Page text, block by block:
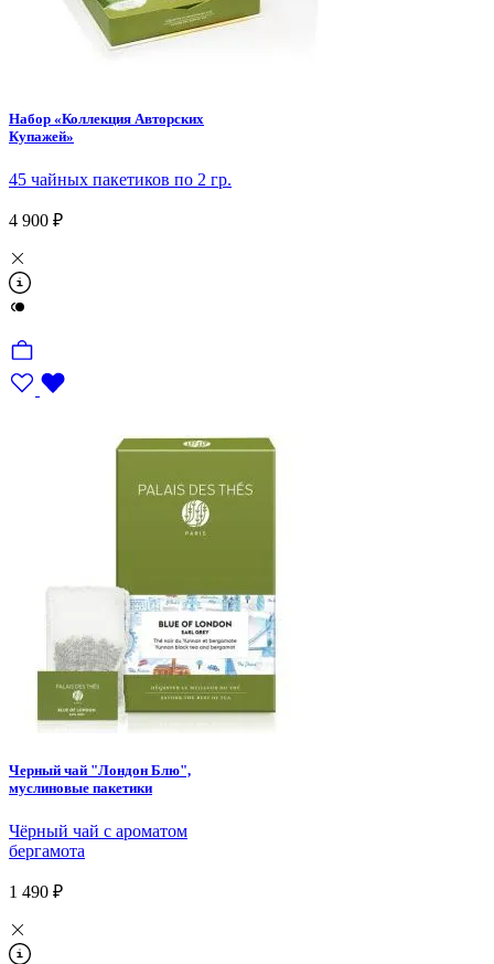
Набор «Коллекция Авторских
Купажей»
45 чайных пакетиков по 2 гр.
4 900 ₽
Черный чай "Лондон Блю",
муслиновые пакетики
Чёрный чай с ароматом
бергамота
1 490 ₽